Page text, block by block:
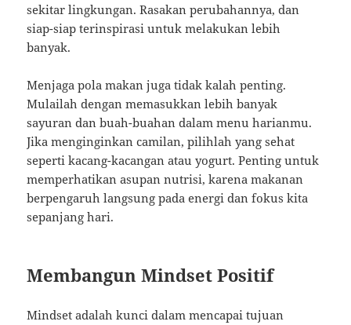
sekitar lingkungan. Rasakan perubahannya, dan
siap-siap terinspirasi untuk melakukan lebih
banyak.
Menjaga pola makan juga tidak kalah penting.
Mulailah dengan memasukkan lebih banyak
sayuran dan buah-buahan dalam menu harianmu.
Jika menginginkan camilan, pilihlah yang sehat
seperti kacang-kacangan atau yogurt. Penting untuk
memperhatikan asupan nutrisi, karena makanan
berpengaruh langsung pada energi dan fokus kita
sepanjang hari.
Membangun Mindset Positif
Mindset adalah kunci dalam mencapai tujuan